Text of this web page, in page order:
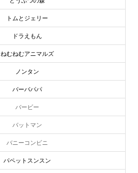
トムとジェリー
ドラえもん
ねむねむアニマルズ
ノンタン
バーバパパ
バービー
バットマン
バニーコンビニ
パペットスンスン